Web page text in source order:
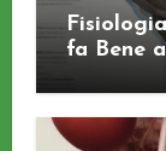
fa Bene